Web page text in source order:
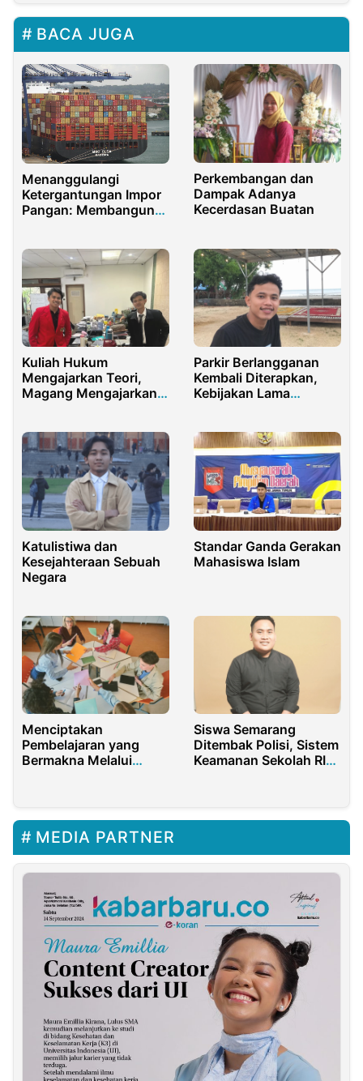
BACA JUGA
Menanggulangi
Ketergantungan Impor
Pangan: Membangun
Perkembangan dan
Dampak Adanya
Kecerdasan Buatan
Kuliah Hukum
Mengajarkan Teori,
Magang Mengajarkan
Parkir Berlangganan
Kembali Diterapkan,
Kebijakan Lama
Katulistiwa dan
Kesejahteraan Sebuah
Negara
Standar Ganda Gerakan
Mahasiswa Islam
Menciptakan
Pembelajaran yang
Bermakna Melalui
Siswa Semarang
Ditembak Polisi, Sistem
Keamanan Sekolah RI
MEDIA PARTNER